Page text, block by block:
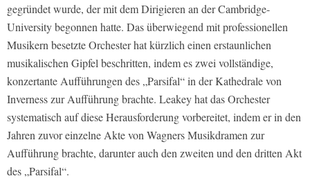
gegründet wurde, der mit dem Dirigieren an der Cambridge-
University begonnen hatte. Das überwiegend mit professionellen
Musikern besetzte Orchester hat kürzlich einen erstaunlichen
musikalischen Gipfel beschritten, indem es zwei vollständige,
konzertante Aufführungen des „Parsifal“ in der Kathedrale von
Inverness zur Aufführung brachte. Leakey hat das Orchester
systematisch auf diese Herausforderung vorbereitet, indem er in den
Jahren zuvor einzelne Akte von Wagners Musikdramen zur
Aufführung brachte, darunter auch den zweiten und den dritten Akt
des „Parsifal“.